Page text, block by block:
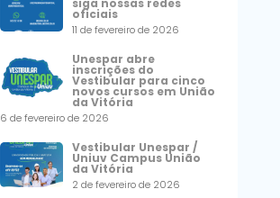
oficiais
11 de fevereiro de 2026
Unespar abre
inscrições do
Vestibular para cinco
novos cursos em União
da Vitória
6 de fevereiro de 2026
Vestibular Unespar /
Uniuv Campus União
da Vitória
2 de fevereiro de 2026